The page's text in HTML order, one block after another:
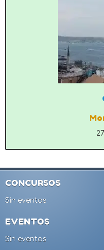
CONCURSOS
Sin eventos
EVENTOS
Sin eventos